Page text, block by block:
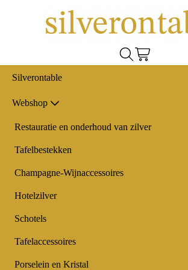
Silverontable
Webshop
Restauratie en onderhoud van zilver
Tafelbestekken
Champagne-Wijnaccessoires
Hotelzilver
Schotels
Tafelaccessoires
Porselein en Kristal